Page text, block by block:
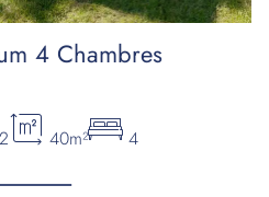
4 Chambres
2 40m² 4